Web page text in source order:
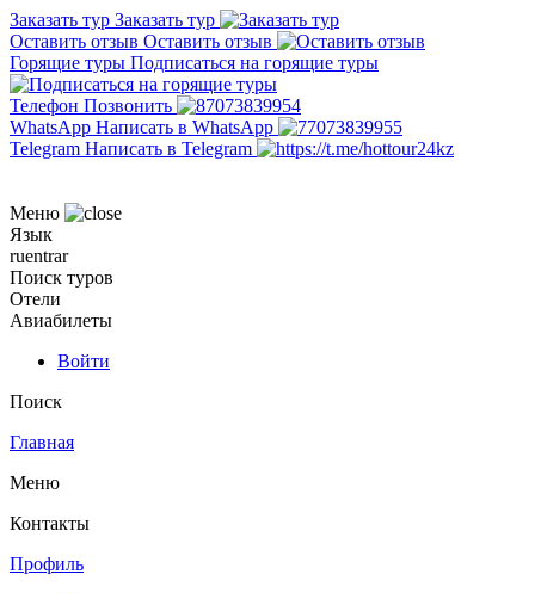
Заказать тур Заказать тур
Оставить отзыв Оставить отзыв
Горящие туры Подписаться на горящие туры
Телефон Позвонить
WhatsApp Написать в WhatsApp
Telegram Написать в Telegram
Меню
Язык
ruentrar
Поиск туров
Отели
Авиабилеты
Войти
Поиск
Главная
Меню
Контакты
Профиль